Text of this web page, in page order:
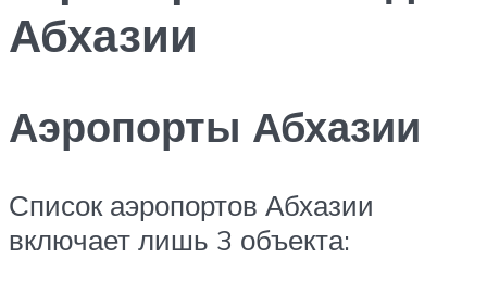
Абхазии
Аэропорты Абхазии
Список аэропортов Абхазии
включает лишь 3 объекта: